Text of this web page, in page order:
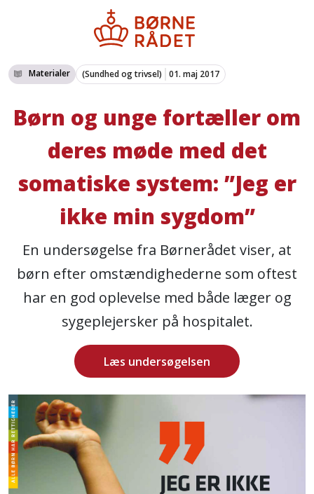
Materialer (Sundhed og trivsel) 01. maj 2017
Børn og unge fortæller om
deres møde med det
somatiske system: ”Jeg er
ikke min sygdom”
En undersøgelse fra Børnerådet viser, at
børn efter omstændighederne som oftest
har en god oplevelse med både læger og
sygeplejersker på hospitalet.
Læs undersøgelsen